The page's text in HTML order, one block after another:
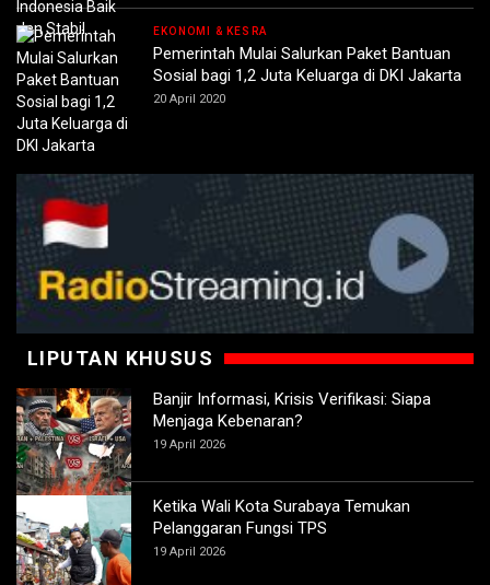
EKONOMI & KESRA
Pemerintah Mulai Salurkan Paket Bantuan
Sosial bagi 1,2 Juta Keluarga di DKI Jakarta
20 April 2020
LIPUTAN KHUSUS
Banjir Informasi, Krisis Verifikasi: Siapa
Menjaga Kebenaran?
19 April 2026
Ketika Wali Kota Surabaya Temukan
Pelanggaran Fungsi TPS
19 April 2026